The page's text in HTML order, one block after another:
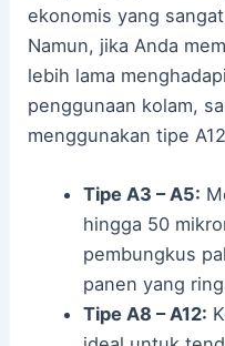
ekonomis yang
Namun, jika Anda
lebih lama
penggunaan kolam,
menggunakan tipe
Tipe A3 – A5:
hingga 50
pembungkus
panen yang
Tipe A8 – A12: